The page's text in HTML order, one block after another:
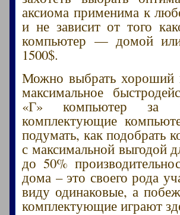
аксиома применима к
и не зависит от того
компьютер — домой
1500$.
Можно выбрать хороший
максимальное
«Г» компьютер за
комплектующие
подумать, как подобрать
с максимальной выгодой
до 50%
дома – это своего рода
виду одинаковые, а
комплектующие играют